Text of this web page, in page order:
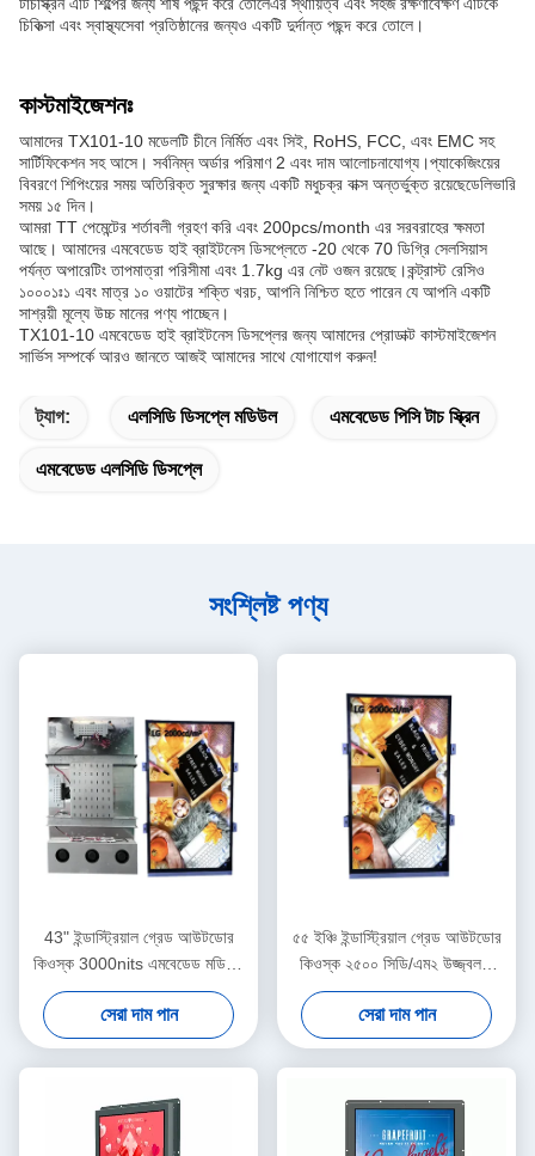
চিকিত্সা এবং স্বাস্থ্যসেবা প্রতিষ্ঠানের জন্যও একটি দুর্দান্ত পছন্দ করে তোলে।
কাস্টমাইজেশনঃ
আমাদের TX101-10 মডেলটি চীনে নির্মিত এবং সিই, RoHS, FCC, এবং EMC সহ
সার্টিফিকেশন সহ আসে। সর্বনিম্ন অর্ডার পরিমাণ 2 এবং দাম আলোচনাযোগ্য।প্যাকেজিংয়ের
বিবরণে শিপিংয়ের সময় অতিরিক্ত সুরক্ষার জন্য একটি মধুচক্র বাক্স অন্তর্ভুক্ত রয়েছেডেলিভারি
সময় ১৫ দিন।
আমরা TT পেমেন্টের শর্তাবলী গ্রহণ করি এবং 200pcs/month এর সরবরাহের ক্ষমতা
আছে। আমাদের এমবেডেড হাই ব্রাইটনেস ডিসপ্লেতে -20 থেকে 70 ডিগ্রি সেলসিয়াস
পর্যন্ত অপারেটিং তাপমাত্রা পরিসীমা এবং 1.7kg এর নেট ওজন রয়েছে।কন্ট্রাস্ট রেসিও
১০০০১ঃ১ এবং মাত্র ১০ ওয়াটের শক্তি খরচ, আপনি নিশ্চিত হতে পারেন যে আপনি একটি
সাশ্রয়ী মূল্যে উচ্চ মানের পণ্য পাচ্ছেন।
TX101-10 এমবেডেড হাই ব্রাইটনেস ডিসপ্লের জন্য আমাদের প্রোডাক্ট কাস্টমাইজেশন
সার্ভিস সম্পর্কে আরও জানতে আজই আমাদের সাথে যোগাযোগ করুন!
ট্যাগ: এলসিডি ডিসপ্লে মডিউল এমবেডেড পিসি টাচ স্ক্রিন
এমবেডেড এলসিডি ডিসপ্লে
সংশ্লিষ্ট পণ্য
43" ইন্ডাস্ট্রিয়াল গ্রেড আউটডোর
কিওস্ক 3000nits এমবেডেড মডিউল
সঙ্গে HDMI ইনপুট সংরক্ষিত
সেরা দাম পান
৫৫ ইঞ্চি ইন্ডাস্ট্রিয়াল গ্রেড আউটডোর
কিওস্ক ২৫০০ সিডি/এম২ উজ্জ্বলতা
এবং সংরক্ষিত এইচডিএমআই ইনপুট
সেরা দাম পান